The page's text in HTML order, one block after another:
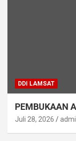
DDI LAMSAT
PEMBUKAAN
Juli 28, 2026